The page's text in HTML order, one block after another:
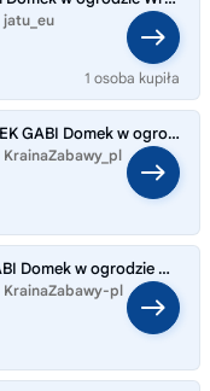
jatu_eu
1 osoba kupiła
LEGO 11212 KOCI DOMEK GABI Domek w ogrodzie Wróżkici
KrainaZabawy_pl
LEGO KOCI DOMEK GABI Domek w ogrodzie Wróżkici 11212
KrainaZabawy-pl